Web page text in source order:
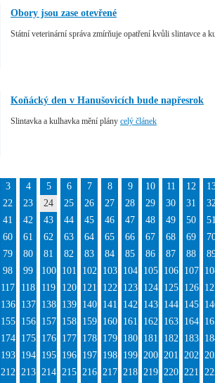
Obory jsou zase otevřené
Státní veterinární správa zmírňuje opatření kvůli slintavce a
Koňácký den v Hanušovicích bude napřesrok
Slintavka a kulhavka mění plány celý článek
3 4 5 6 7 8 9 10 11 12
22 23 24 25 26 27 28 29 30 31
41 42 43 44 45 46 47 48 49 50
60 61 62 63 64 65 66 67 68 69
79 80 81 82 83 84 85 86 87 88
98 99 100 101 102 103 104 105 106 107
117 118 119 120 121 122 123 124 125 126
136 137 138 139 140 141 142 143 144 145
155 156 157 158 159 160 161 162 163 164
174 175 176 177 178 179 180 181 182 183
193 194 195 196 197 198 199 200 201 202
212 213 214 215 216 217 218 219 220 221